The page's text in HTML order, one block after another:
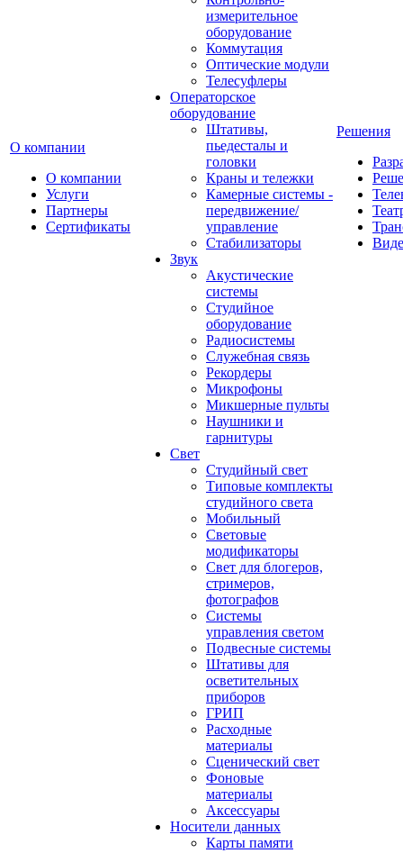
О компании
О компании
Услуги
Партнеры
Сертификаты
измерительное
оборудование
Коммутация
Оптические модули
Телесуфлеры
Операторское
оборудование
Штативы,
пьедесталы и
головки
Краны и тележки
Камерные системы -
передвижение/
управление
Стабилизаторы
Звук
Акустические
системы
Студийное
оборудование
Радиосистемы
Служебная связь
Рекордеры
Микрофоны
Микшерные пульты
Наушники и
гарнитуры
Свет
Студийный свет
Типовые комплекты
студийного света
Мобильный
Световые
модификаторы
Свет для блогеров,
стримеров,
фотографов
Системы
управления светом
Подвесные системы
Штативы для
осветительных
приборов
ГРИП
Расходные
материалы
Сценический свет
Фоновые
материалы
Аксессуары
Носители данных
Карты памяти
Решения